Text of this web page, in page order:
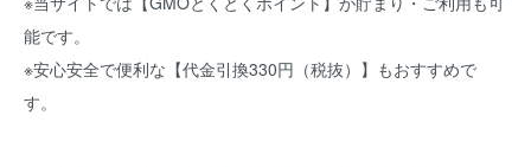
能です。
※安心安全で便利な【代金引換330円（税抜）】もおすすめで
す。